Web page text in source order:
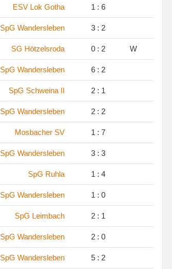
ESV Lok Gotha 1 : 6
SpG Wandersleben 3 : 2
SG Hötzelsroda 0 : 2 W
SpG Wandersleben 6 : 2
SpG Schweina II 2 : 1
SpG Wandersleben 2 : 2
Mosbacher SV 1 : 7
SpG Wandersleben 3 : 3
SpG Ruhla 1 : 4
SpG Wandersleben 1 : 0
SpG Leimbach 2 : 1
SpG Wandersleben 2 : 0
SpG Wandersleben 5 : 2